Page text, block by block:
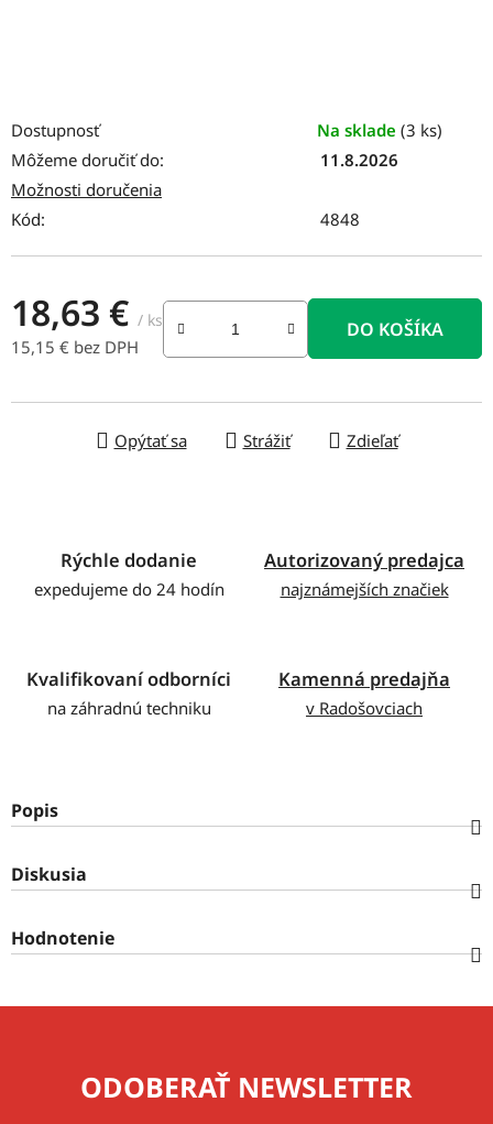
Dostupnosť Na sklade (3 ks)
Môžeme doručiť do:
11.8.2026
Možnosti doručenia
Kód:
4848
18,63 € / ks
15,15 € bez DPH
DO KOŠÍKA
Opýtať sa Strážiť Zdieľať
Rýchle dodanie
expedujeme do 24 hodín
Autorizovaný predajca
najznámejších značiek
Kvalifikovaní odborníci
na záhradnú techniku
Kamenná predajňa
v Radošovciach
Popis
Diskusia
Hodnotenie
ODOBERAŤ NEWSLETTER